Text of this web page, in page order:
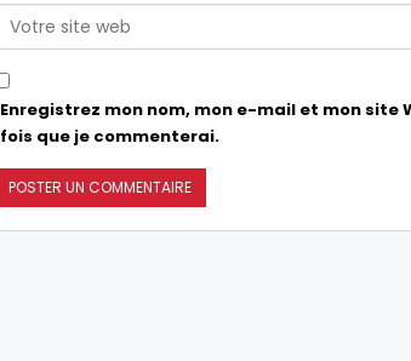
Enregistrez mon nom, mon e-mail et mon
fois que je commenterai.